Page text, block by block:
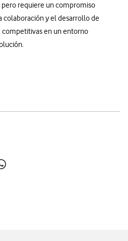
requiere un compromiso
colaboración y el desarrollo de
competitivas en un entorno
en mailen linkedin
para compartir en twitter
para compartir en facebook
Abrir ventana para compartir en